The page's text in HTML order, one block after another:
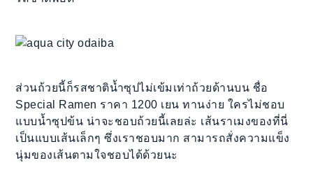
ส่วนถ้วยนี้ก็รสชาติน้ำซุปไม่เข้มเท่าถ้วยด้านบน ชื่อ
Special Ramen ราคา 1200 เยน ทานง่าย ใครไม่ชอบ
แบบน้ำซุปข้น น่าจะชอบถ้วยนี้เลยล่ะ เส้นราเมงของที่นี่
เป็นแบบเส้นเล็กๆ ซึ่งเราชอบมาก สามารถสั่งความแข็ง
นุ่มของเส้นตามใจชอบได้ด้วยนะ